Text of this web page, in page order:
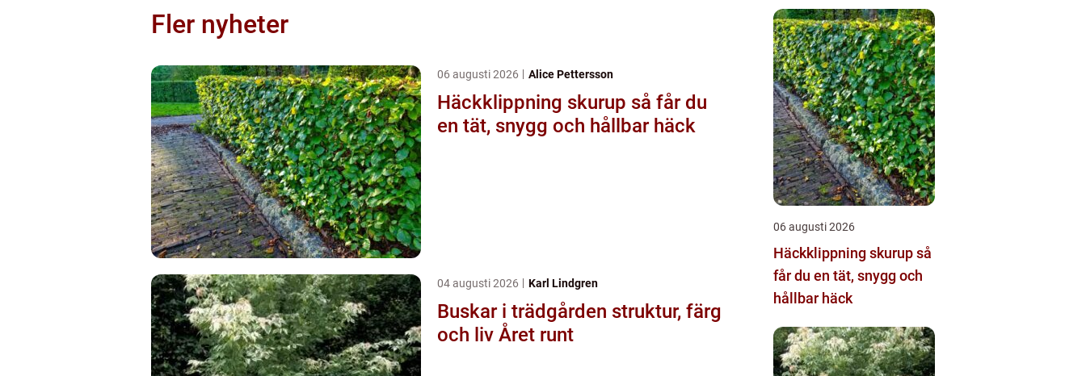
Fler nyheter
06 augusti 2026 Alice Pettersson
Häckklippning skurup så får du
en tät, snygg och hållbar häck
04 augusti 2026 Karl Lindgren
Buskar i trädgården struktur, färg
och liv Året runt
06 augusti 2026
Häckklippning skurup så
får du en tät, snygg och
hållbar häck